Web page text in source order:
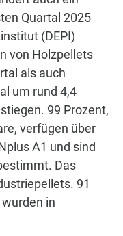
Quartal 2025
(DEPI)
von Holzpellets
als auch
um rund 4,4
99 Prozent,
verfügen über
A1 und sind
Das
91
in